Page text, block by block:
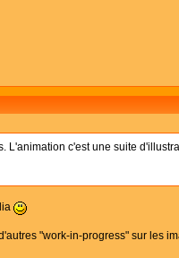
c'est une suite
"work-in-progress" sur les